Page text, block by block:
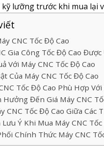
lưỡng trước khi mua lại
CNC Tốc Độ Cao
Gia Công Tốc Độ Cao
Với Máy CNC Tốc Độ Cao
Của Máy CNC Tốc Độ Cao
Tốc Độ Cao Phù Hợp Với
Hưởng Đến Giá Máy CNC
CNC Tốc Độ Cao Giữa Các
Lưu Ý Khi Mua Máy CNC
Chính Thức Máy CNC